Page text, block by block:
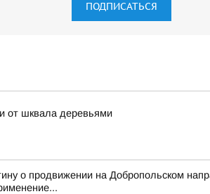
ПОДПИСАТЬСЯ
от шквала деревьями
о продвижении на Добропольском